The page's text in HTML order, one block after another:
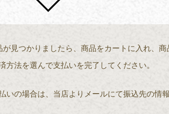
が見つかりましたら、商品をカートに入れ、
方法を選んで支払いを完了してください。
いの場合は、当店よりメールにて振込先の情